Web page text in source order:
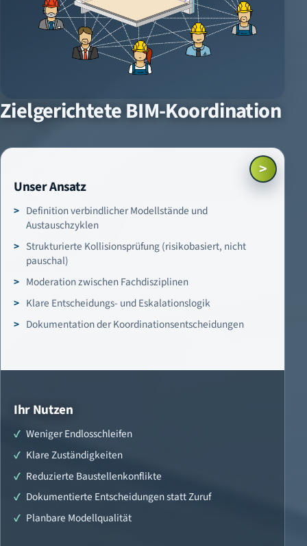
Zielgerichtete BIM-Koordination
Unser Ansatz
Definition verbindlicher Modellstände und
Austauschzyklen
Strukturierte Kollisionsprüfung (risikobasiert, nicht
pauschal)
Moderation zwischen Fachdisziplinen
Klare Entscheidungs- und Eskalationslogik
Dokumentation der Koordinationsentscheidungen
>
Ihr Nutzen
Weniger Endlosschleifen
Klare Zuständigkeiten
Reduzierte Baustellenkonflikte
Dokumentierte Entscheidungen statt Zuruf
Planbare Modellqualität